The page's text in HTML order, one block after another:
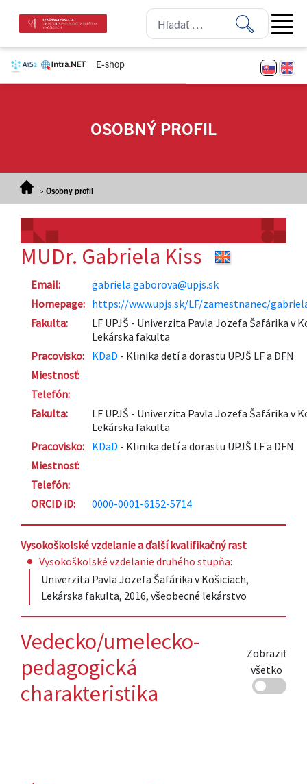
E-shop
Open
OSOBNÝ PROFIL
> Osobný profil